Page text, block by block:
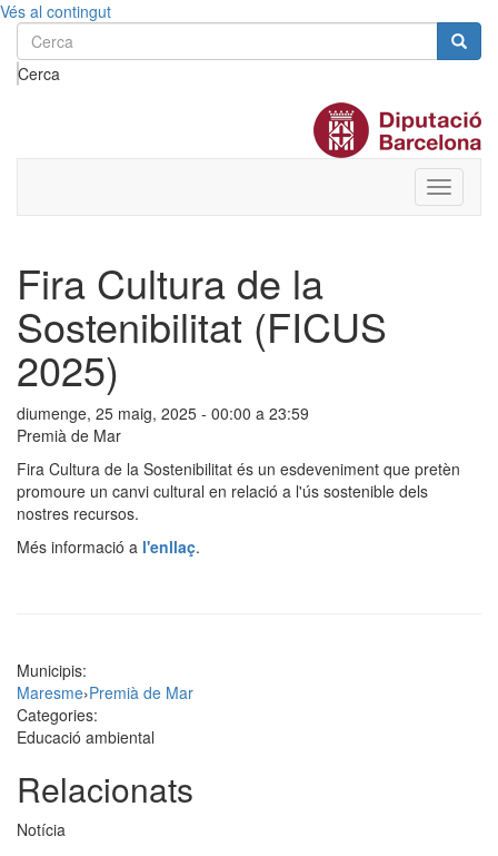
Vés al contingut
Cerca
Toggle
menu
Fira Cultura de la
Sostenibilitat (FICUS
2025)
diumenge, 25 maig, 2025 - 00:00 a 23:59
Premià de Mar
Fira Cultura de la Sostenibilitat és un esdeveniment que pretèn
promoure un canvi cultural en relació a l'ús sostenible dels
nostres recursos.
Més informació a l'enllaç.
Municipis:
Maresme›Premià de Mar
Categories:
Educació ambiental
Relacionats
Notícia